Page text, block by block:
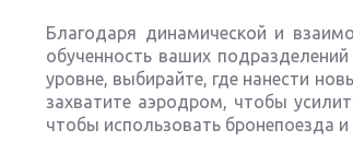
Благодаря динамической и
обученность ваших
уровне, выбирайте, где нанести
захватите аэродром, чтобы
чтобы использовать бронепоезда